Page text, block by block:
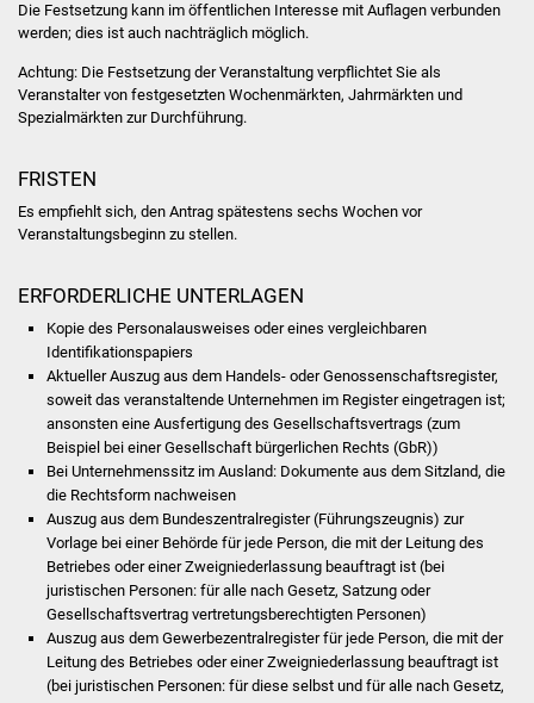
Familienzentrum
Stadtwerke
Ärzte und Apotheken
Hitzewarnung / UV-
Index
Bürgerbus (MOBS)
Abfall und Entsorgung
Kultur & Freizeit
Die Festsetzung kann im öffentlichen Interesse mit Auflagen verbunden
werden; dies ist auch nachträglich möglich.
Achtung:Die Festsetzung der Veranstaltung verpflichtet Sie als
Veranstalter von festgesetzten Wochenmärkten, Jahrmärkten und
Spezialmärkten zur Durchführung.
FRISTEN
Es empfiehlt sich, den Antrag spätestens sechs Wochen vor
Veranstaltungsbeginn zu stellen.
ERFORDERLICHE UNTERLAGEN
Kopie des Personalausweises oder eines vergleichbaren
Identifikationspapiers
Aktueller Auszug aus dem Handels- oder Genossenschaftsregister,
soweit das veranstaltende Unternehmen im Register eingetragen ist;
ansonsten eine Ausfertigung des Gesellschaftsvertrags (zum
Beispiel bei einer Gesellschaft bürgerlichen Rechts (GbR))
Bei Unternehmenssitz im Ausland: Dokumente aus dem Sitzland, die
die Rechtsform nachweisen
Auszug aus dem Bundeszentralregister (Führungszeugnis) zur
Vorlage bei einer Behörde für jede Person, die mit der Leitung des
Betriebes oder einer Zweigniederlassung beauftragt ist (bei
juristischen Personen: für alle nach Gesetz, Satzung oder
Gesellschaftsvertrag vertretungsberechtigten Personen)
Auszug aus dem Gewerbezentralregister für jede Person, die mit der
Leitung des Betriebes oder einer Zweigniederlassung beauftragt ist
(bei juristischen Personen: für diese selbst und für alle nach Gesetz,